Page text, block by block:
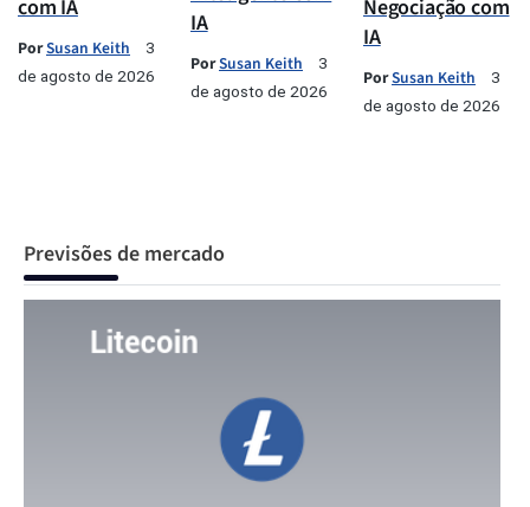
com IA
PorSusan Keith
3
de agosto de 2026
IA
PorSusan Keith
3
de agosto de 2026
Negociação com
IA
PorSusan Keith
3
de agosto de 2026
Previsões de mercado